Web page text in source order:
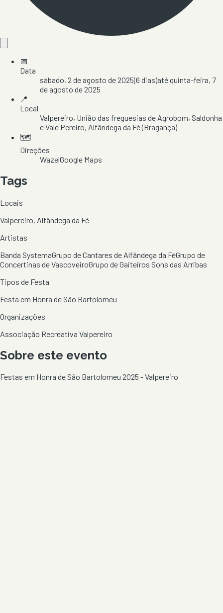
📅
Data
sábado, 2 de agosto de 2025(6 dias)atéquinta-feira, 7
de agosto de 2025
📍
Local
Valpereiro, União das freguesias de Agrobom, Saldonha
e Vale Pereiro, Alfândega da Fé(Bragança)
🗺️
Direções
Waze|Google Maps
Tags
Locais
Valpereiro, Alfândega da Fé
Artistas
Banda SystemaGrupo de Cantares de Alfândega da FéGrupo de
Concertinas de VascoveiroGrupo de Gaiteiros Sons das Arribas
Tipos de Festa
Festa em Honra de São Bartolomeu
Organizações
Associação Recreativa Valpereiro
Sobre este evento
Festas em Honra de São Bartolomeu 2025 - Valpereiro